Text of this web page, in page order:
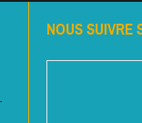
NOUS SUIVRE